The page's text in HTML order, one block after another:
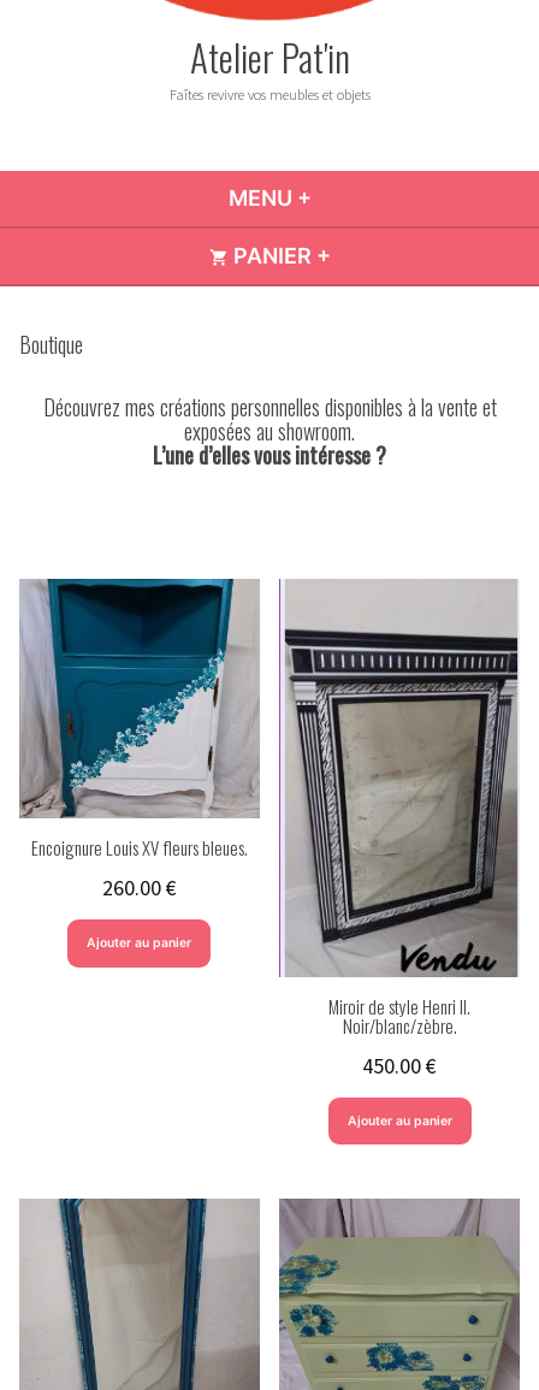
Atelier Pat'in
Faîtes revivre vos meubles et objets
MENU +
PANIER +
Boutique
Découvrez mes créations personnelles disponibles à la vente et
exposées au showroom.
L’une d’elles vous intéresse ?
Encoignure Louis XV fleurs bleues.
260.00€
Ajouter au panier
Miroir de style Henri II.
Noir/blanc/zèbre.
450.00€
Ajouter au panier